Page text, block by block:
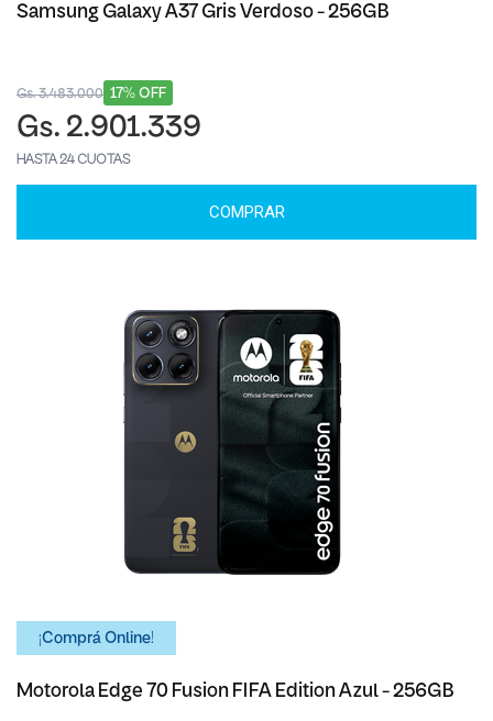
Samsung Galaxy A37 Gris Verdoso - 256GB
17% OFF
Gs. 3.483.000
Gs. 2.901.339
HASTA 24 CUOTAS
COMPRAR
¡Comprá Online!
Motorola Edge 70 Fusion FIFA Edition Azul - 256GB